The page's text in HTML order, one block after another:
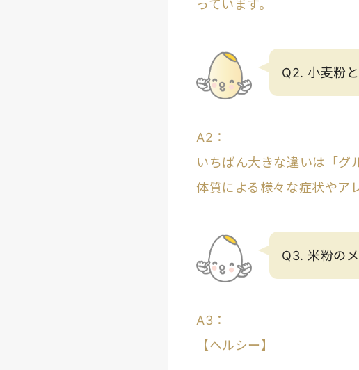
っています。
Q2. 小麦粉
A2：
いちばん大きな違いは「グ
体質による様々な症状やア
Q3. 米粉の
A3：
【ヘルシー】